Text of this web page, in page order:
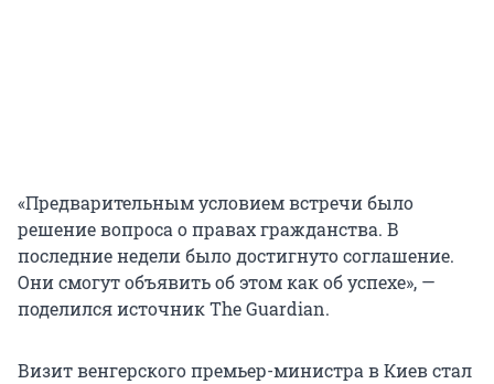
«Предварительным условием встречи было
решение вопроса о правах гражданства. В
последние недели было достигнуто соглашение.
Они смогут объявить об этом как об успехе», —
поделился источник The Guardian.
Визит венгерского премьер-министра в Киев стал